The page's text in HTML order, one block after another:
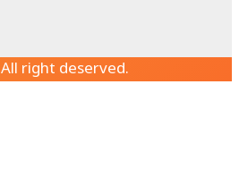
All right deserved.